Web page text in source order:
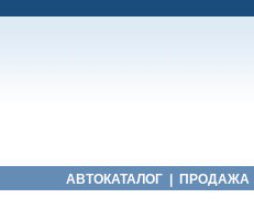
АВТОКАТАЛОГ ПРОДАЖА